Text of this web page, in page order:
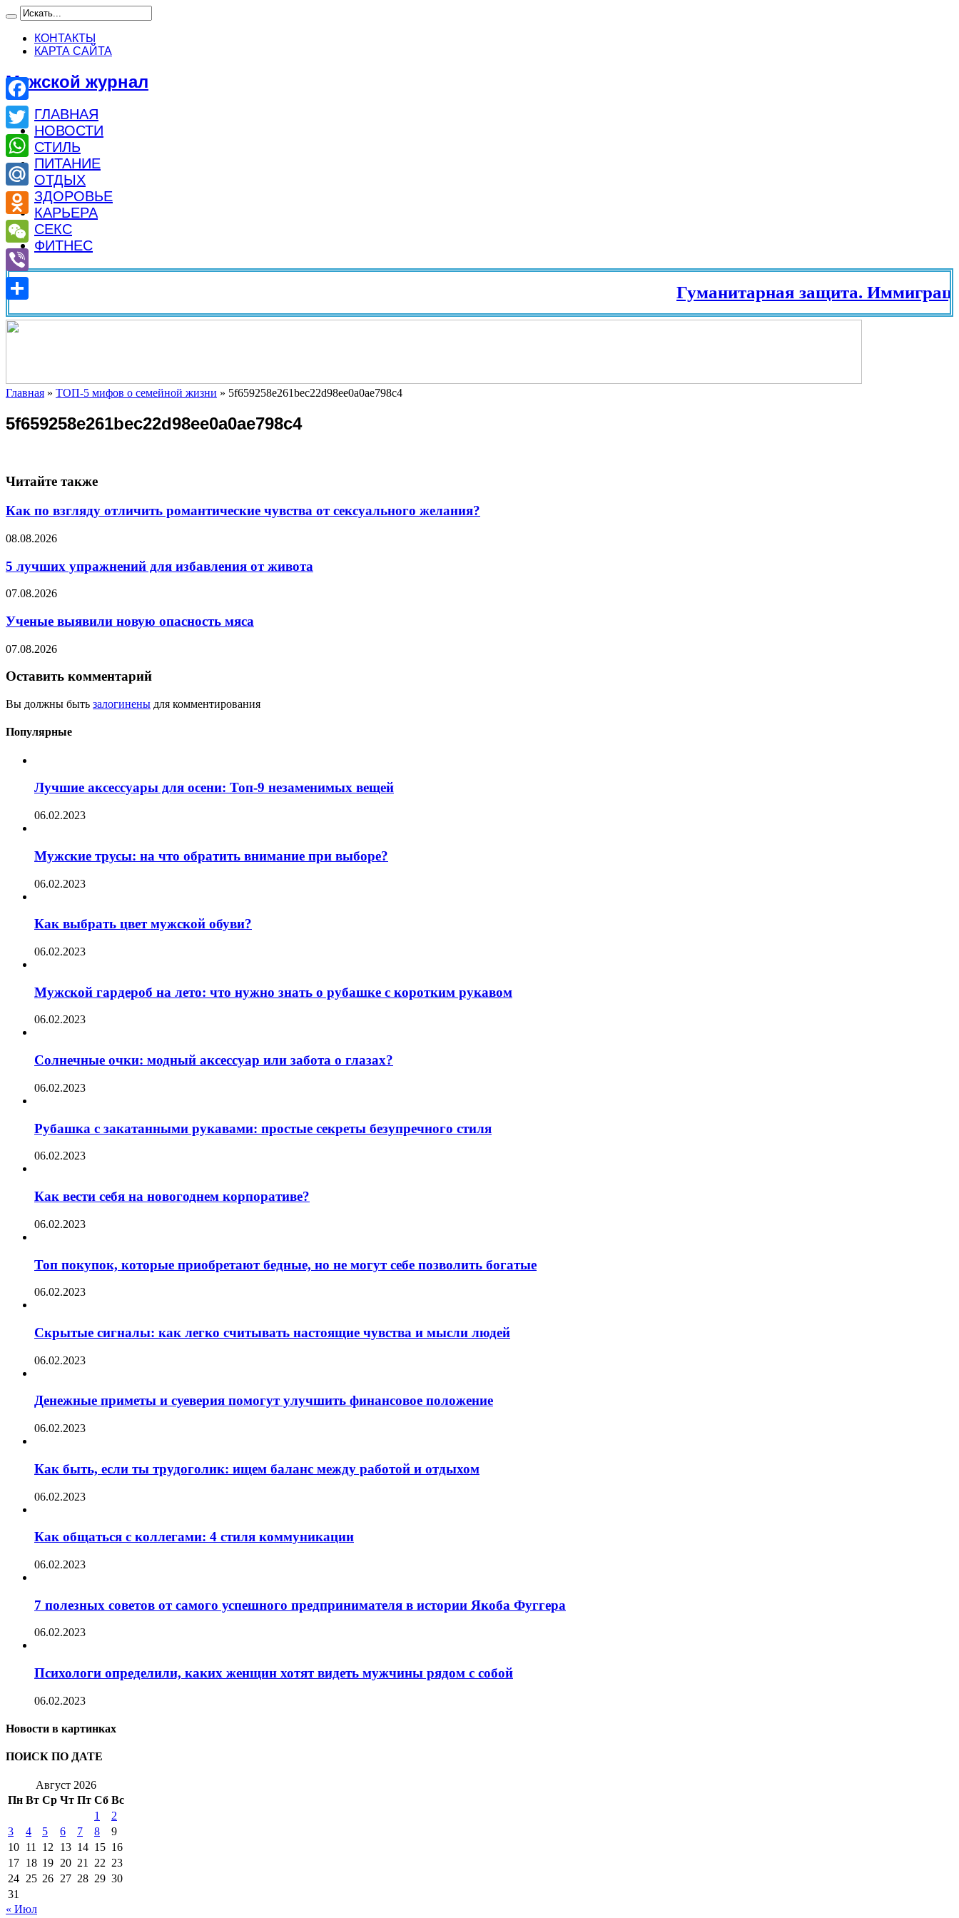
КОНТАКТЫ
КАРТА САЙТА
Мужской журнал
ГЛАВНАЯ
НОВОСТИ
СТИЛЬ
ПИТАНИЕ
ОТДЫХ
ЗДОРОВЬЕ
КАРЬЕРА
СЕКС
ФИТНЕС
Гуманитарная защита.
Главная » ТОП-5 мифов о семейной жизни » 5f659258e261bec22d98ee0a0ae798c4
5f659258e261bec22d98ee0a0ae798c4
Читайте также
Как по взгляду отличить романтические чувства от сексуального желания?
08.08.2026
5 лучших упражнений для избавления от живота
07.08.2026
Ученые выявили новую опасность мяса
07.08.2026
Оставить комментарий
Вы должны быть залогинены для комментирования
Популярные
Лучшие аксессуары для осени: Топ-9 незаменимых вещей
06.02.2023
Мужские трусы: на что обратить внимание при выборе?
06.02.2023
Как выбрать цвет мужской обуви?
06.02.2023
Мужской гардероб на лето: что нужно знать о рубашке с коротким рукавом
06.02.2023
Солнечные очки: модный аксессуар или забота о глазах?
06.02.2023
Рубашка с закатанными рукавами: простые секреты безупречного стиля
06.02.2023
Как вести себя на новогоднем корпоративе?
06.02.2023
Топ покупок, которые приобретают бедные, но не могут себе позволить богатые
06.02.2023
Скрытые сигналы: как легко считывать настоящие чувства и мысли людей
06.02.2023
Денежные приметы и суеверия помогут улучшить финансовое положение
06.02.2023
Как быть, если ты трудоголик: ищем баланс между работой и отдыхом
06.02.2023
Как общаться с коллегами: 4 стиля коммуникации
06.02.2023
7 полезных советов от самого успешного предпринимателя в истории Якоба Фуггера
06.02.2023
Психологи определили, каких женщин хотят видеть мужчины рядом с собой
06.02.2023
Новости в картинках
ПОИСК ПО ДАТЕ
Август 2026
Пн Вт Ср Чт Пт Сб Вс
1
2
3
4 5 6 7 8
9
10 11 12 13 14 15 16
17 18 19 20 21 22 23
24 25 26 27 28 29 30
31
« Июл
Facebook
Twitter
WhatsApp
Mail.Ru
Odnoklassniki
WeChat
Viber
Отправить